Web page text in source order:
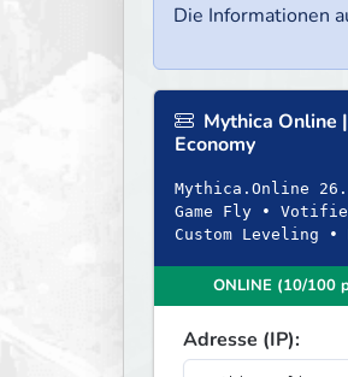
Die Informationen
Mythica Online
Economy
Mythica.Online
Game Fly •
Custom Leveling •
ONLINE (10/100
Adresse (IP):